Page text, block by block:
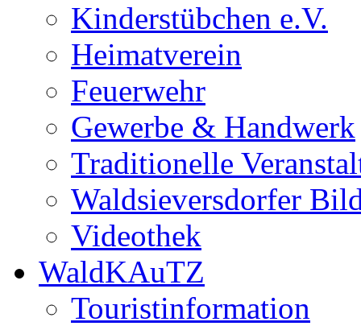
Kinderstübchen e.V.
Heimatverein
Feuerwehr
Gewerbe & Handwerk
Traditionelle
Waldsieversdorfer
Videothek
WaldKAuTZ
Touristinformation